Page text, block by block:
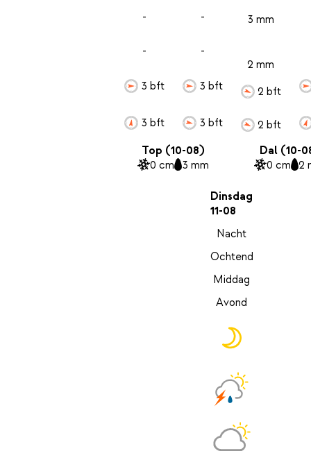
-
-
3 bft
3 bft
-
-
3 bft
3 bft
3 mm
2 mm
2 bft
2 bft
Top (10-08)
0 cm 3 mm
Dal (10-
0 cm 2
Dinsdag
11-08
Nacht
Ochtend
Middag
Avond